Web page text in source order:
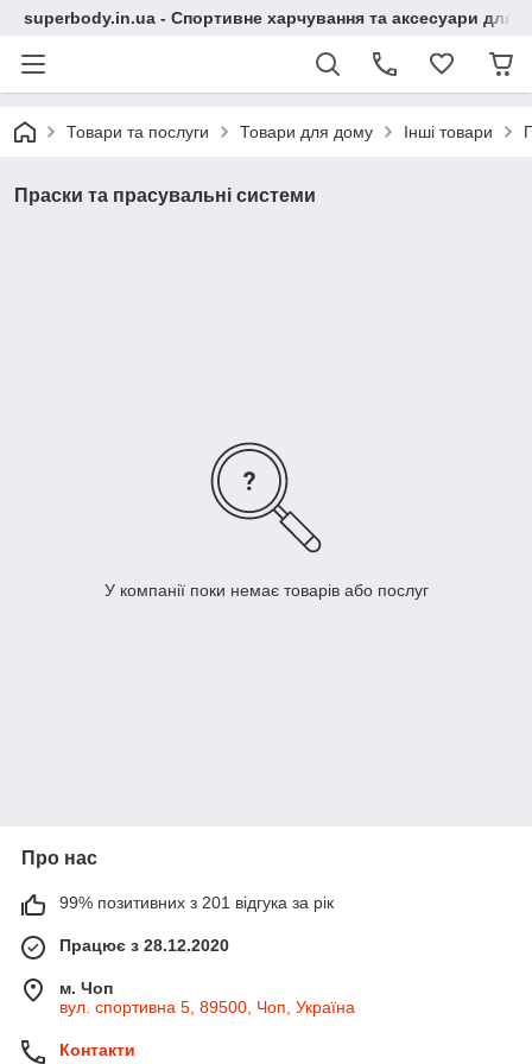
superbody.in.ua - Спортивне харчування та аксесуари для
Товари та послуги Товари для дому Інші товари
Праски та прасувальні системи
У компанії поки немає товарів або послуг
Про нас
99% позитивних з 201 відгука за рік
Працює з 28.12.2020
м. Чоп
вул. спортивна 5, 89500, Чоп, Україна
Контакти